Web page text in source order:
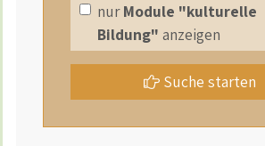
nurModule "kulturelle
Bildung" anzeigen
Suche starten